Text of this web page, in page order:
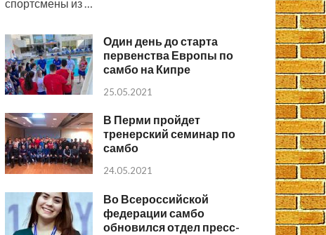
спортсмены из …
Один день до старта
первенства Европы по
самбо на Кипре
25.05.2021
В Перми пройдет
тренерский семинар по
самбо
24.05.2021
Во Всероссийской
федерации самбо
обновился отдел пресс-